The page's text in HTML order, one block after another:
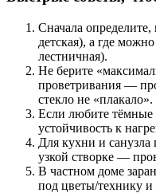
Сначала
детская), а где
лестничная).
Не берите
проветривания —
стекло не «плакало».
Если любите тёмные
устойчивость к
Для кухни и
узкой створке —
В частном доме
под цветы/технику и